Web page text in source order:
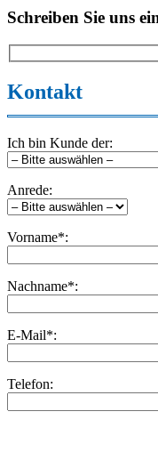
Schreiben Sie uns
Kontakt
Ich bin Kunde der:
Anrede:
Vorname*:
Nachname*:
E-Mail*:
Telefon: